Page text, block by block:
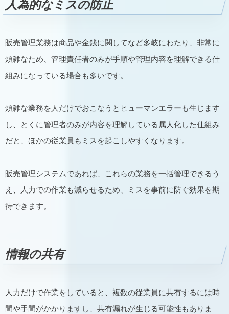
人為的なミスの防止
販売管理業務は商品や金銭に関してなど多岐にわたり、非常に
煩雑なため、管理責任者のみが手順や管理内容を理解できる仕
組みになっている場合も多いです。
煩雑な業務を人だけでおこなうとヒューマンエラーも生じます
し、とくに管理者のみが内容を理解している属人化した仕組み
だと、ほかの従業員もミスを起こしやすくなります。
販売管理システムであれば、これらの業務を一括管理できるう
え、人力での作業も減らせるため、ミスを事前に防ぐ効果を期
待できます。
情報の共有
人力だけで作業をしていると、複数の従業員に共有するには時
間や手間がかかりますし、共有漏れが生じる可能性もありま